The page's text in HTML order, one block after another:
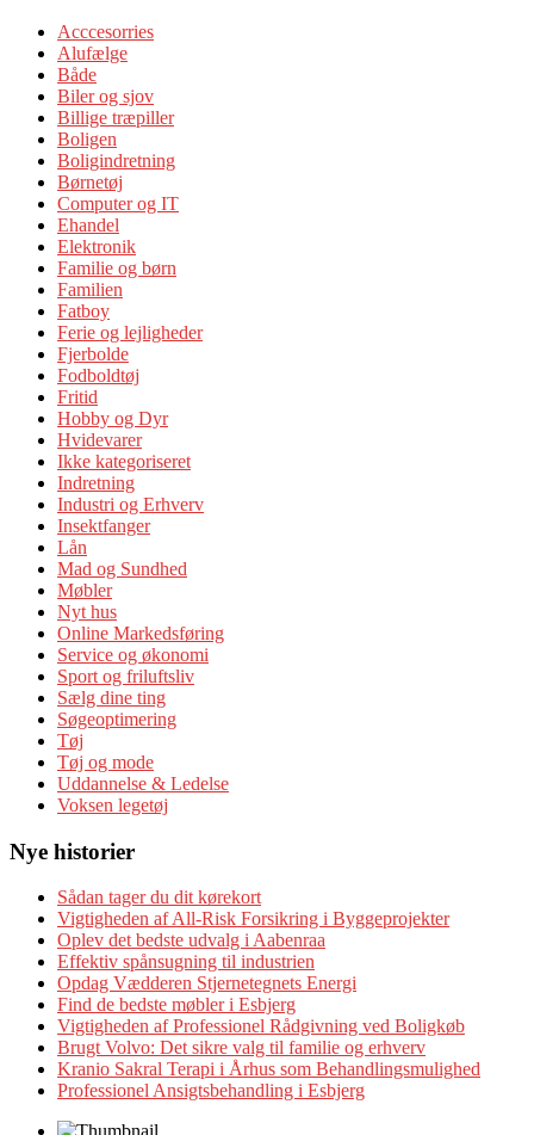
Acccesorries
Alufælge
Både
Biler og sjov
Billige træpiller
Boligen
Boligindretning
Børnetøj
Computer og IT
Ehandel
Elektronik
Familie og børn
Familien
Fatboy
Ferie og lejligheder
Fjerbolde
Fodboldtøj
Fritid
Hobby og Dyr
Hvidevarer
Ikke kategoriseret
Indretning
Industri og Erhverv
Insektfanger
Lån
Mad og Sundhed
Møbler
Nyt hus
Online Markedsføring
Service og økonomi
Sport og friluftsliv
Sælg dine ting
Søgeoptimering
Tøj
Tøj og mode
Uddannelse & Ledelse
Voksen legetøj
Nye historier
Sådan tager du dit kørekort
Vigtigheden af All-Risk Forsikring i Byggeprojekter
Oplev det bedste udvalg i Aabenraa
Effektiv spånsugning til industrien
Opdag Vædderen Stjernetegnets Energi
Find de bedste møbler i Esbjerg
Vigtigheden af Professionel Rådgivning ved Boligkøb
Brugt Volvo: Det sikre valg til familie og erhverv
Kranio Sakral Terapi i Århus som Behandlingsmulighed
Professionel Ansigtsbehandling i Esbjerg